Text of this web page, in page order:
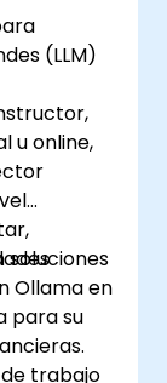
(LLM)
u online,
soluciones
Ollama en
para su
de trabajo